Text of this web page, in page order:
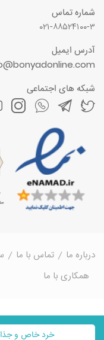
خرد خاص و
شماره تماس
۰۲۱-۸۸۵۲۴۱۰۰-۳
آدرس ایمیل
شبکه های اجتماعی
درباره ما تماس با ما
همکاری با ما